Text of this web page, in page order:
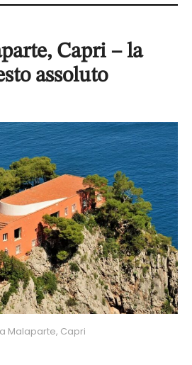
Capri – la
assoluto
Malaparte, Capri